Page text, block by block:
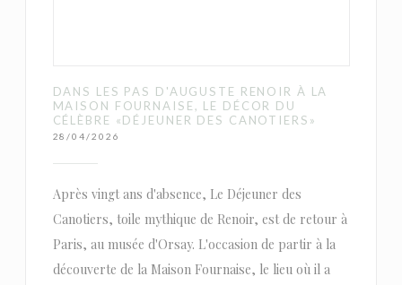
DANS LES PAS D'AUGUSTE RENOIR À LA
MAISON FOURNAISE, LE DÉCOR DU
CÉLÈBRE «DÉJEUNER DES CANOTIERS»
28/04/2026
Après vingt ans d'absence, Le Déjeuner des
Canotiers, toile mythique de Renoir, est de retour à
Paris, au musée d'Orsay. L'occasion de partir à la
découverte de la Maison Fournaise, le lieu où il a